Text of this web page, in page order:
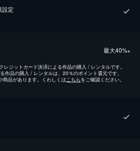
設定
最⼤40%※
ジットカード決済による作品の購入 / レンタルです。
作品の購入 / レンタルは、20％のポイント還元です。
商品があります。くわしくはこちらをご確認ください。